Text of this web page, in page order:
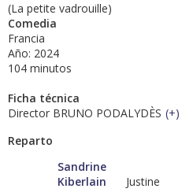
(La petite vadrouille)
Comedia
Francia
Año: 2024
104 minutos
Ficha técnica
Director BRUNO PODALYDÈS (+)
Reparto
Sandrine
Kiberlain
Justine